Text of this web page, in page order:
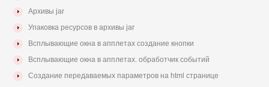
Архивы jar
Упаковка ресурсов в архивы jar
Всплывающие окна в апплетах создание кнопки
Всплывающие окна в апплетах. обработчик событий
Создание передаваемых параметров на html странице